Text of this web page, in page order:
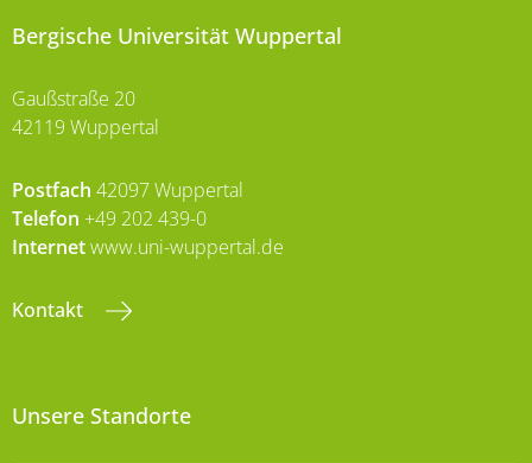
Bergische Universität Wuppertal
Gaußstraße 20
42119 Wuppertal
Postfach 42097 Wuppertal
Telefon +49 202 439-0
Internetwww.uni-wuppertal.de
Kontakt
Unsere Standorte